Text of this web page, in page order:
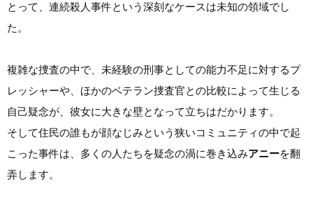
とって、連続殺人事件という深刻なケースは未知の領域でし
た。
複雑な捜査の中で、未経験の刑事としての能力不足に対するプ
レッシャーや、ほかのベテラン捜査官との比較によって生じる
自己疑念が、彼女に大きな壁となって立ちはだかります。
そして住民の誰もが顔なじみという狭いコミュニティの中で起
こった事件は、多くの人たちを疑念の渦に巻き込みアニーを翻
弄します。